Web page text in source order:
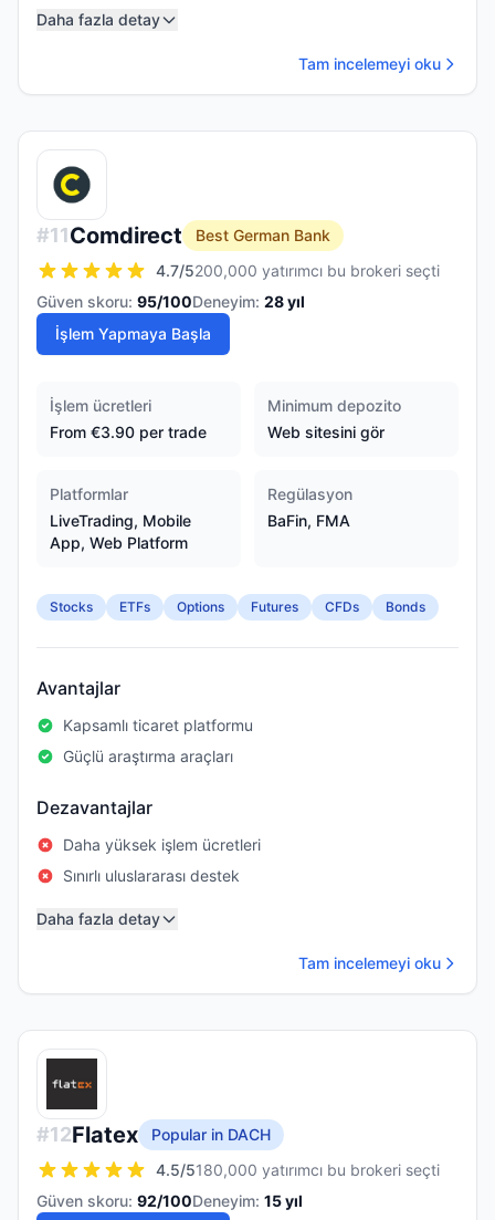
Daha fazla detay
Tam incelemeyi oku
#11Comdirect
Best German Bank
4.7/5200,000 yatırımcı bu brokeri seçti
Güven skoru: 95/100Deneyim: 28yıl
İşlem Yapmaya Başla
İşlem ücretleri
From €3.90 per trade
Minimum depozito
Web sitesini gör
Platformlar
LiveTrading, Mobile
App, Web Platform
Regülasyon
BaFin, FMA
Stocks ETFs Options Futures CFDs Bonds
Avantajlar
Kapsamlı ticaret platformu
Güçlü araştırma araçları
Dezavantajlar
Daha yüksek işlem ücretleri
Sınırlı uluslararası destek
Daha fazla detay
Tam incelemeyi oku
#12Flatex
Popular in DACH
4.5/5180,000 yatırımcı bu brokeri seçti
Güven skoru: 92/100Deneyim: 15yıl